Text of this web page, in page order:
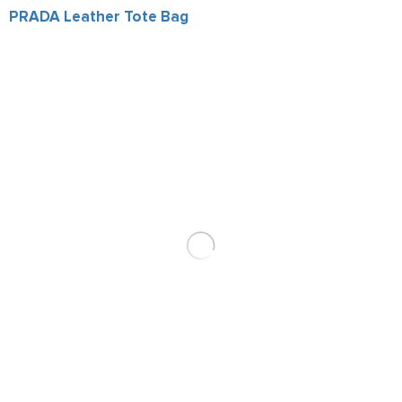
PRADA Leather Tote Bag